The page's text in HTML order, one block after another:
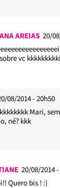
AREIAS 20/
vc
08/2014 - 20h50
Mari,
né? kkk
20/08/2014
Quero bis ! :)